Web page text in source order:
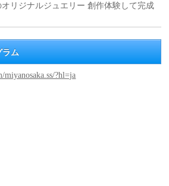
リジナルジュエリー 創作体験して完成
ラム
miyanosaka.ss/?hl=ja